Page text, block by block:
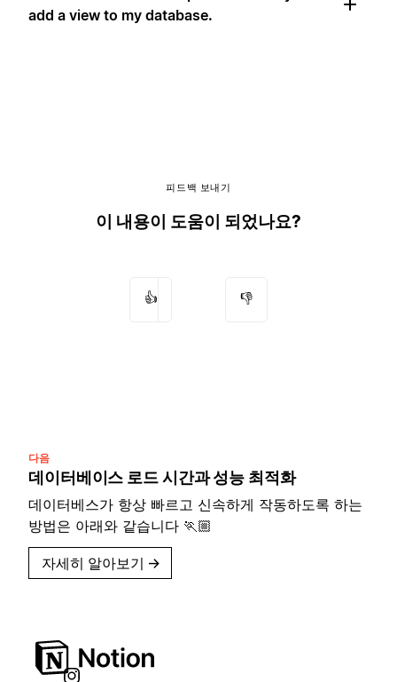
add a view to my database.
피드백 보내기
이 내용이 도움이 되었나요?
👍 👎
다음
데이터베이스 로드 시간과 성능 최적화
데이터베스가 항상 빠르고 신속하게 작동하도록 하는
방법은 아래와 같습니다 🏃🏼
자세히 알아보기 →